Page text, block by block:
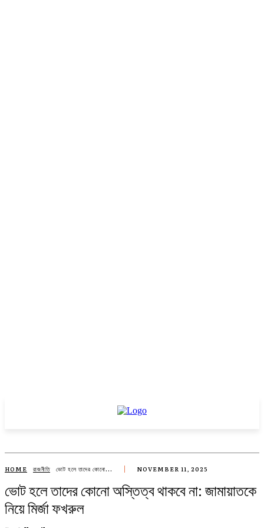
HOME রাজনীতি ভোট হলে তাদের কোনো... NOVEMBER 11, 2025
ভোট হলে তাদের কোনো অস্তিত্ব থাকবে না: জামায়াতকে
নিয়ে মির্জা ফখরুল